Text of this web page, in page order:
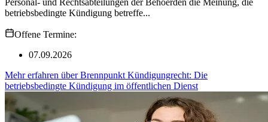
betriebsbedingte Kündigung betreffe...
Offene Termine:
07.09.2026
Mehr erfahren überBrennpunkt Kündigungrecht: Die
betriebsbedingte Kündigung im öffentlichen Dienst